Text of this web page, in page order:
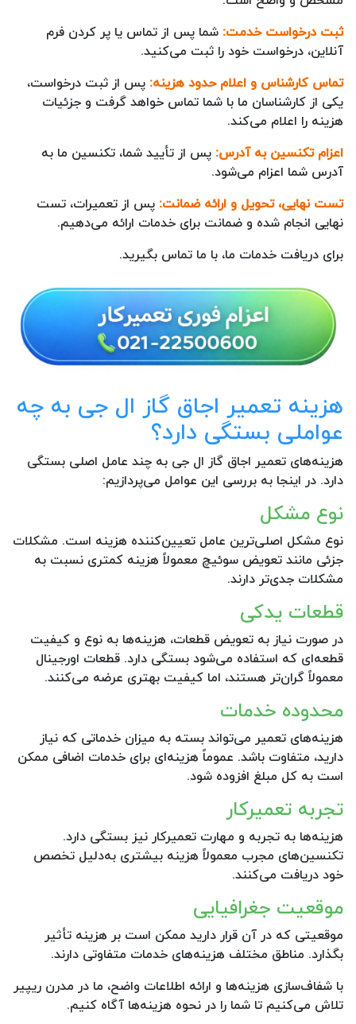
ثبت درخواست خدمت: شما پس از تماس یا پر کردن فرم
آنلاین، درخواست خود را ثبت می‌کنید.
تماس کارشناس و اعلام حدود هزینه: پس از ثبت درخواست،
یکی از کارشناسان ما با شما تماس خواهد گرفت و جزئیات
هزینه را اعلام می‌کند.
اعزام تکنسین به آدرس: پس از تأیید شما، تکنسین ما به
آدرس شما اعزام می‌شود.
تست نهایی، تحویل و ارائه ضمانت: پس از تعمیرات، تست
نهایی انجام شده و ضمانت برای خدمات ارائه می‌دهیم.
برای دریافت خدمات ما، با ما تماس بگیرید.
هزینه تعمیر اجاق گاز ال جی به چه
عواملی بستگی دارد؟
هزینه‌های تعمیر اجاق گاز ال جی به چند عامل اصلی بستگی
دارد. در اینجا به بررسی این عوامل می‌پردازیم:
نوع مشکل
نوع مشکل اصلی‌ترین عامل تعیین‌کننده هزینه است. مشکلات
جزئی مانند تعویض سوئیچ معمولاً هزینه کمتری نسبت به
مشکلات جدی‌تر دارند.
قطعات یدکی
در صورت نیاز به تعویض قطعات، هزینه‌ها به نوع و کیفیت
قطعه‌ای که استفاده می‌شود بستگی دارد. قطعات اورجینال
معمولاً گران‌تر هستند، اما کیفیت بهتری عرضه می‌کنند.
محدوده خدمات
هزینه‌های تعمیر می‌تواند بسته به میزان خدماتی که نیاز
دارید، متفاوت باشد. عموماً هزینه‌ای برای خدمات اضافی ممکن
است به کل مبلغ افزوده شود.
تجربه تعمیرکار
هزینه‌ها به تجربه و مهارت تعمیرکار نیز بستگی دارد.
تکنسین‌های مجرب معمولاً هزینه بیشتری به‌دلیل تخصص
خود دریافت می‌کنند.
موقعیت جغرافیایی
موقعیتی که در آن قرار دارید ممکن است بر هزینه تأثیر
بگذارد. مناطق مختلف هزینه‌های خدمات متفاوتی دارند.
با شفاف‌سازی هزینه‌ها و ارائه اطلاعات واضح، ما در مدرن ریپیر
تلاش می‌کنیم تا شما را در نحوه هزینه‌ها آگاه کنیم.